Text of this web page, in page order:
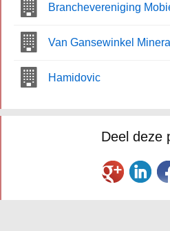
Branchevereniging
Van Gansewinkel
Hamidovic
Deel deze